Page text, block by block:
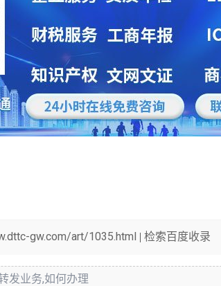
gw.com/art/1035.html | 检索百度收录
发业务,如何办理